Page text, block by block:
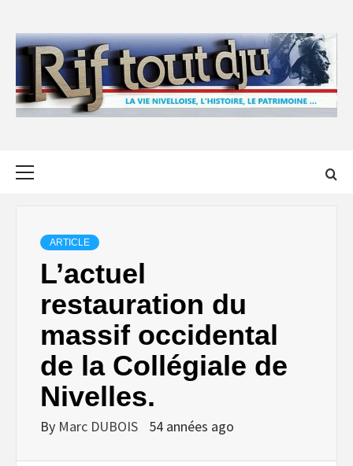
content
ARTICLE
L’actuel
restauration du
massif occidental
de la Collégiale de
Nivelles.
By Marc DUBOIS 54 années ago